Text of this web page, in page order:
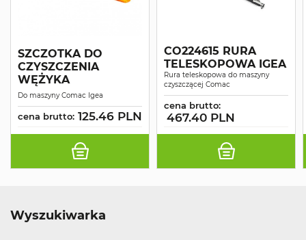
SZCZOTKA DO
CZYSZCZENIA
WĘŻYKA
Do maszyny Comac Igea
cena brutto: 125.46 PLN
CO224615 RURA
TELESKOPOWA IGEA
Rura teleskopowa do maszyny
czyszczącej Comac
cena brutto:
467.40 PLN
Wyszukiwarka